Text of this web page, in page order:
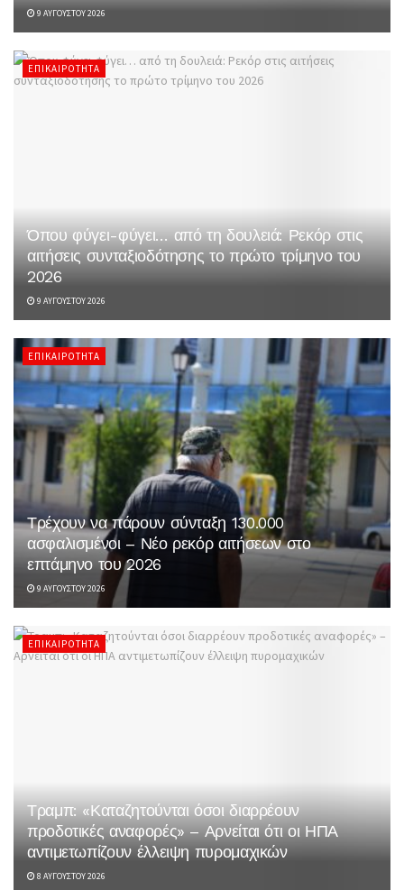
9 ΑΥΓΟΎΣΤΟΥ 2026
ΕΠΙΚΑΙΡΌΤΗΤΑ
Όπου φύγει-φύγει… από τη δουλειά: Ρεκόρ στις
αιτήσεις συνταξιοδότησης το πρώτο τρίμηνο του
2026
9 ΑΥΓΟΎΣΤΟΥ 2026
ΕΠΙΚΑΙΡΌΤΗΤΑ
Τρέχουν να πάρουν σύνταξη 130.000
ασφαλισμένοι – Νέο ρεκόρ αιτήσεων στο
επτάμηνο του 2026
9 ΑΥΓΟΎΣΤΟΥ 2026
ΕΠΙΚΑΙΡΌΤΗΤΑ
Τραμπ: «Καταζητούνται όσοι διαρρέουν
προδοτικές αναφορές» – Αρνείται ότι οι ΗΠΑ
αντιμετωπίζουν έλλειψη πυρομαχικών
8 ΑΥΓΟΎΣΤΟΥ 2026